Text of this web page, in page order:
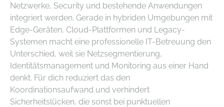
Netzwerke, Security und bestehende Anwendungen
integriert werden. Gerade in hybriden Umgebungen mit
Edge-Geräten, Cloud-Plattformen und Legacy-
Systemen macht eine professionelle IT-Betreuung den
Unterschied, weil sie Netzsegmentierung,
Identitätsmanagement und Monitoring aus einer Hand
denkt. Für dich reduziert das den
Koordinationsaufwand und verhindert
Sicherheitslücken, die sonst bei punktuellen